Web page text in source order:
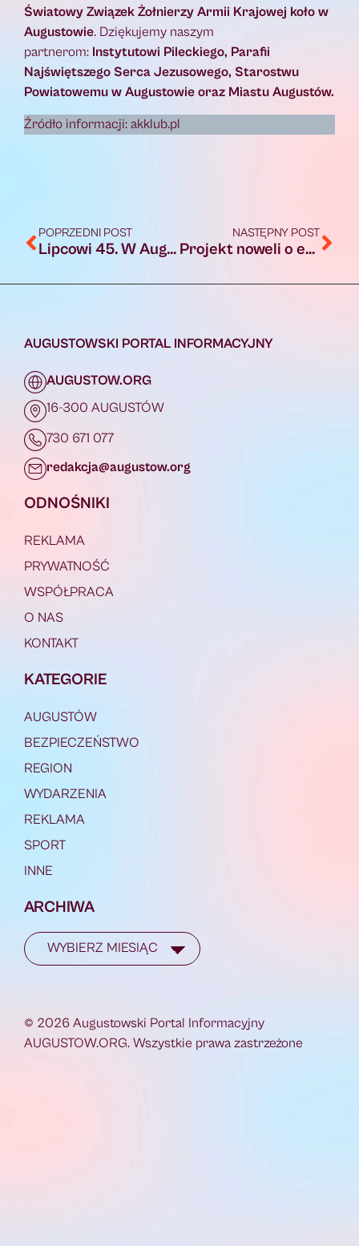
Światowy Związek Żołnierzy Armii Krajowej koło w
Augustowie. Dziękujemy naszym
partnerom: Instytutowi Pileckiego, Parafii
Najświętszego Serca Jezusowego, Starostwu
Powiatowemu w Augustowie oraz Miastu Augustów.
Źródło informacji: akklub.pl
POPRZEDNI POST
Lipcowi 45. W Augustowie trwają obchody 78. rocznicy Obławy Augustowskiej [FOTO, AUDIO]
NASTĘPNY POST
Projekt noweli o e-administracji w poniedziałek na rządzie
AUGUSTOWSKI PORTAL INFORMACYJNY
AUGUSTOW.ORG
16-300 AUGUSTÓW
730 671 077
redakcja@augustow.org
ODNOŚNIKI
REKLAMA
PRYWATNOŚĆ
WSPÓŁPRACA
O NAS
KONTAKT
KATEGORIE
AUGUSTÓW
BEZPIECZEŃSTWO
REGION
WYDARZENIA
REKLAMA
SPORT
INNE
ARCHIWA
© 2026 Augustowski Portal Informacyjny
AUGUSTOW.ORG. Wszystkie prawa zastrzeżone